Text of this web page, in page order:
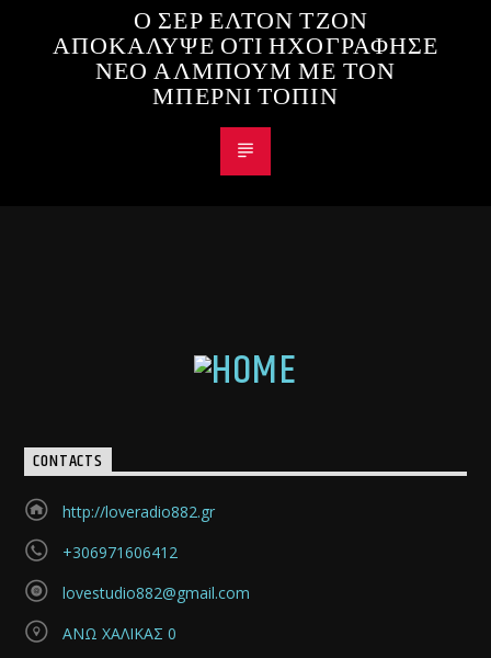
Ο ΣΕΡ ΕΛΤΟΝ ΤΖΟΝ
ΑΠΟΚΑΛΥΨΕ ΟΤΙ ΗΧΟΓΡΑΦΗΣΕ
ΝΕΟ ΑΛΜΠΟΥΜ ΜΕ ΤΟΝ
ΜΠΕΡΝΙ ΤΟΠΙΝ
CONTACTS
http://loveradio882.gr
+306971606412
lovestudio882@gmail.com
ΑΝΩ ΧΑΛΙΚΑΣ 0